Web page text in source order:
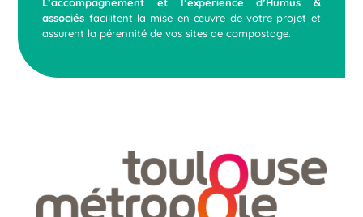
associés facilitent la mise en œuvre de votre projet et
assurent la pérennité de vos sites de compostage.